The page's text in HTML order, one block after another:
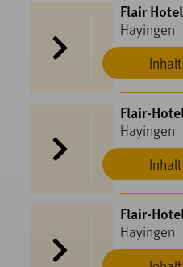
Flair
Hayingen
Flair-
Hayingen
Flair-
Hayingen